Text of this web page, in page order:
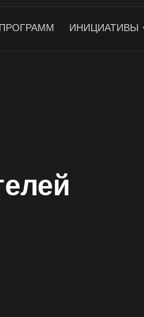
ИНИЦИАТИВЫ